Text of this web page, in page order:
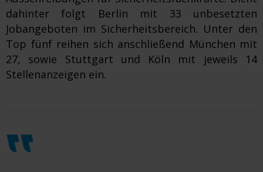
dahinter folgt Berlin mit 33 unbesetzten
Jobangeboten im Sicherheitsbereich. Unter den
Top fünf reihen sich anschließend München mit
27, sowie Stuttgart und Köln mit jeweils 14
Stellenanzeigen ein.